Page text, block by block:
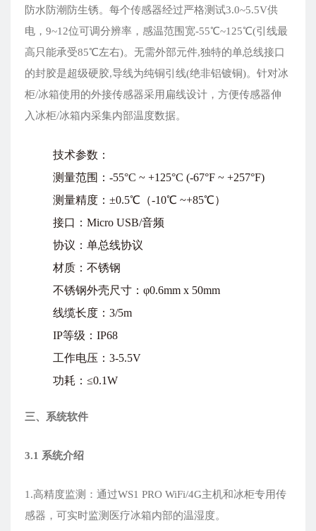
防水防潮防生锈。每个传感器经过严格测试3.0~5.5V供
电，9~12位可调分辨率，感温范围宽-55℃~125℃(引线最
高只能承受85℃左右)。无需外部元件,独特的单总线接口
的封胶是超级硬胶,导线为纯铜引线(绝非铝镀铜)。针对冰
柜/冰箱使用的外接传感器采用扁线设计，方便传感器伸
入冰柜/冰箱内采集内部温度数据。
技术参数：
测量范围：-55°C ~ +125°C (-67°F ~ +257°F)
测量精度：±0.5℃（-10℃ ~+85℃）
接口：Micro USB/音频
协议：单总线协议
材质：不锈钢
不锈钢外壳尺寸：φ0.6mm x 50mm
线缆长度：3/5m
IP等级：IP68
工作电压：3-5.5V
功耗：≤0.1W
三、系统软件
3.1 系统介绍
1.高精度监测：通过WS1 PRO WiFi/4G主机和冰柜专用传
感器，可实时监测医疗冰箱内部的温湿度。